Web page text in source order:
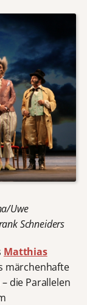
Uwe
Schneiders
Matthias
märchenhafte
die Parallelen